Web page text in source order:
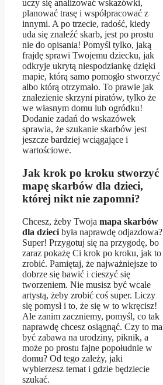
uczy się analizować wskazówki,
planować trasę i współpracować z
innymi. A po trzecie, radość, kiedy
uda się znaleźć skarb, jest po prostu
nie do opisania! Pomyśl tylko, jaką
frajdę sprawi Twojemu dziecku, jak
odkryje ukrytą niespodziankę dzięki
mapie, którą samo pomogło stworzyć
albo którą otrzymało. To prawie jak
znalezienie skrzyni piratów, tylko że
we własnym domu lub ogródku!
Dodanie zadań do wskazówek
sprawia, że szukanie skarbów jest
jeszcze bardziej wciągające i
wartościowe.
Jak krok po kroku stworzyć
mapę skarbów dla dzieci,
której nikt nie zapomni?
Chcesz, żeby Twoja mapa skarbów
dla dzieci była naprawdę odjazdowa?
Super! Przygotuj się na przygodę, bo
zaraz pokażę Ci krok po kroku, jak to
zrobić. Pamiętaj, że najważniejsze to
dobrze się bawić i cieszyć się
tworzeniem. Nie musisz być wcale
artystą, żeby zrobić coś super. Liczy
się pomysł i to, że się w to wkręcisz!
Ale zanim zaczniemy, pomyśl, co tak
naprawdę chcesz osiągnąć. Czy to ma
być zabawa na urodziny, piknik, a
może po prostu fajne popołudnie w
domu? Od tego zależy, jaki
wybierzesz temat i gdzie będziecie
szukać.